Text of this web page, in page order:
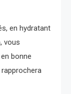
en hydratant
vous
bonne